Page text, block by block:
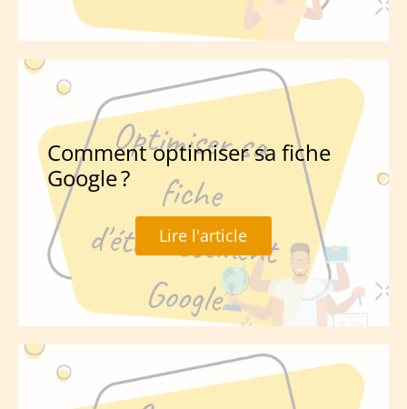
Comment optimiser sa fiche
Google ?
Lire l'article